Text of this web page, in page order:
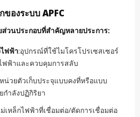
องระบบ APFC
ส่วนประกอบที่สำคัญหลายประการ:
ฟฟ้า:อุปกรณ์ที่ใช้ไมโครโปรเซสเซอร์
ฟฟ้าและควบคุมการสลับ
น่วยตัวเก็บประจุแบบคงที่หรือแบบ
กำลังปฏิกิริยา
เหล็กไฟฟ้าที่เชื่อมต่อ/ตัดการเชื่อมต่อ